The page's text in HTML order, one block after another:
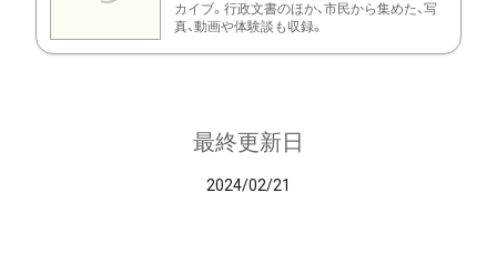
カイブ。行政文書のほか、市民から集めた、写
真、動画や体験談も収録。
最終更新日
2024/02/21